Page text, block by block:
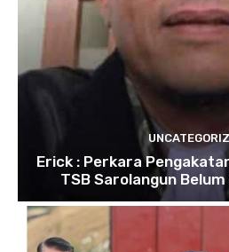
Erick : Perkara
TSB Sarolangun